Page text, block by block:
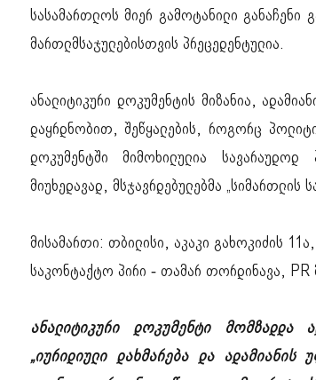
სასამართლოს მიერ გამოტანილი განაჩენი
მართლმსაჯულებისთვის პრეცედენტულია.
ანალიტიკური დოკუმენტის მიზანია,
დაყრდნობით, შეწყალების, როგორც
დოკუმენტში მიმოხილულია სავარაუდოდ
მიუხედავად, მსჯავრდებულებმა „სიმართლის
მისამართი: თბილისი, აკაკი გახოკიძის
საკონტაქტო პირი - თამარ თორდინავა, PR
ანალიტიკური დოკუმენტი მომზადდა
„იურიდიული დახმარება და ადამიანის